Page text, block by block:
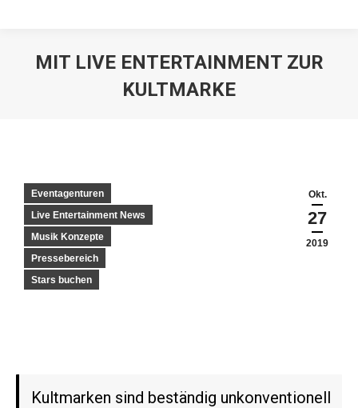
MIT LIVE ENTERTAINMENT ZUR
KULTMARKE
Okt.
27
2019
Eventagenturen
Live Entertainment News
Musik Konzepte
Pressebereich
Stars buchen
Kultmarken sind beständig unkonventionell